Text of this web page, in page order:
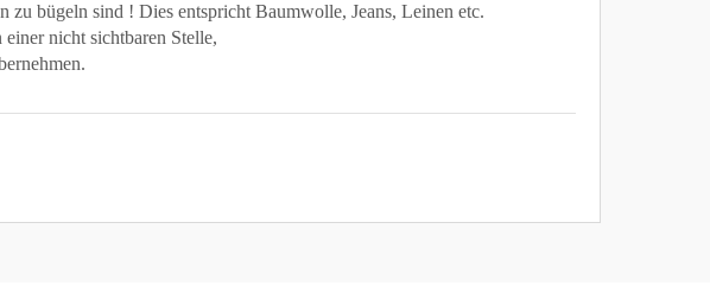
bügeln sind ! Dies entspricht Baumwolle, Jeans, Leinen etc.
nicht sichtbaren Stelle,